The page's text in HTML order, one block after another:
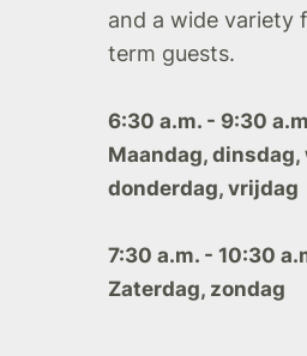
and a wide variety
term guests.
6:30 a.m. - 9:30
Maandag, dinsdag,
donderdag, vrijdag
7:30 a.m. - 10:30
Zaterdag, zondag